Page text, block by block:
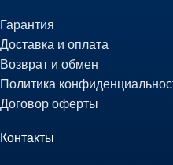
Гарантия
Доставка и оплата
Возврат и обмен
Политика
Договор оферты
Контакты